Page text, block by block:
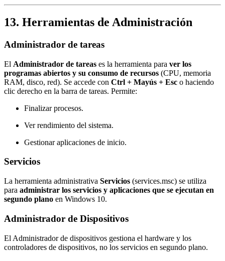
13. Herramientas de Administración
Administrador de tareas
El Administrador de tareas es la herramienta para ver los
programas abiertos y su consumo de recursos (CPU, memoria
RAM, disco, red). Se accede con Ctrl + Mayús + Esc o haciendo
clic derecho en la barra de tareas. Permite:
Finalizar procesos.
Ver rendimiento del sistema.
Gestionar aplicaciones de inicio.
Servicios
La herramienta administrativa Servicios (services.msc) se utiliza
para administrar los servicios y aplicaciones que se ejecutan en
segundo plano en Windows 10.
Administrador de Dispositivos
El Administrador de dispositivos gestiona el hardware y los
controladores de dispositivos, no los servicios en segundo plano.